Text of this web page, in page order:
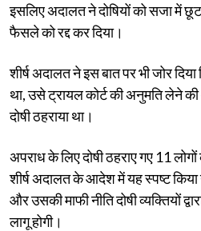
इसलिए अदालत ने दोषियों को सजा में
फैसले को रद्द कर दिया।
शीर्ष अदालत ने इस बात पर भी जोर
था, उसे ट्रायल कोर्ट की अनुमति लेने
दोषी ठहराया था।
अपराध के लिए दोषी ठहराए गए 11
शीर्ष अदालत के आदेश में यह स्पष्ट किया
और उसकी माफी नीति दोषी व्यक्तियों
लागू होगी।